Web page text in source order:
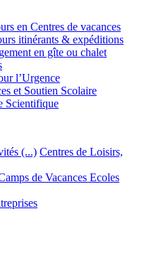
en Centres de vacances
itinérants & expéditions
en gîte ou chalet
l’Urgence
et Soutien Scolaire
Scientifique
(...) Centres de Loisirs,
de Vacances Ecoles